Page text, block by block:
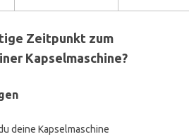
Zeitpunkt zum
Kapselmaschine?
deine Kapselmaschine